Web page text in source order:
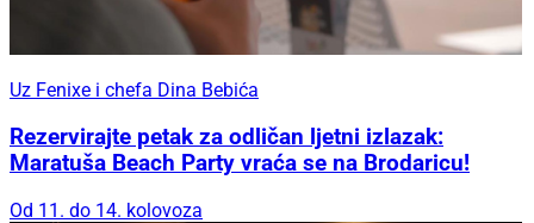
Uz Fenixe i chefa Dina Bebića
Rezervirajte petak za odličan ljetni izlazak:
Maratuša Beach Party vraća se na Brodaricu!
Od 11. do 14. kolovoza